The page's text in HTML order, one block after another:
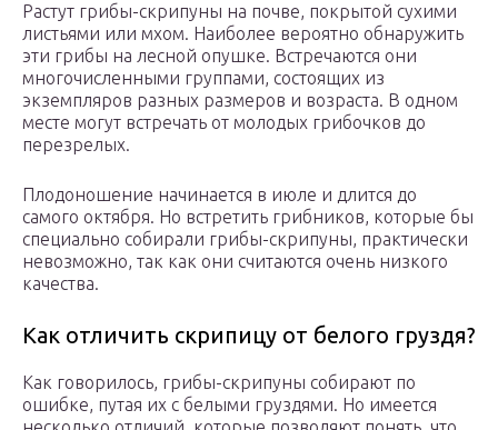
Растут грибы-скрипуны на почве, покрытой сухими
листьями или мхом. Наиболее вероятно обнаружить
эти грибы на лесной опушке. Встречаются они
многочисленными группами, состоящих из
экземпляров разных размеров и возраста. В одном
месте могут встречать от молодых грибочков до
перезрелых.
Плодоношение начинается в июле и длится до
самого октября. Но встретить грибников, которые бы
специально собирали грибы-скрипуны, практически
невозможно, так как они считаются очень низкого
качества.
Как отличить скрипицу от белого груздя?
Как говорилось, грибы-скрипуны собирают по
ошибке, путая их с белыми груздями. Но имеется